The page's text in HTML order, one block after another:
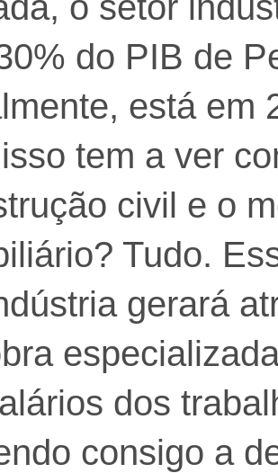
do PIB de
está em
tem a ver
civil e o
Tudo.
gerará
dos
consigo a